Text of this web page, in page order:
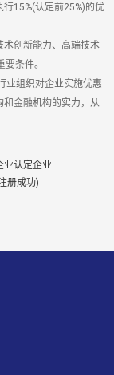
15%(认定前25%)的优
创新能力、高端技术
条件。
业组织对企业实施优惠
和金融机构的实力，从
业认定企业
册成功)